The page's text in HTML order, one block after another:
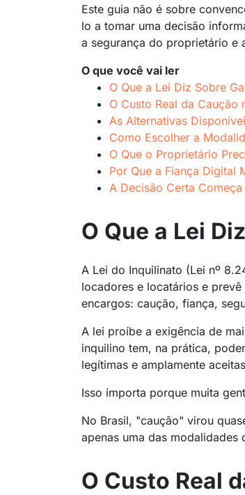
Este guia não é sobre
lo a tomar uma decisão
a segurança do proprietário e
O que você vai ler
O Que a Lei Diz Sobre
O Custo Real da
As Alternativas
Como Escolher a
O Que o Proprietário
Por Que a Fiança Digital
A Decisão Certa
O Que a Lei
A Lei do Inquilinato (Lei nº
locadores e locatários e
encargos: caução, fiança,
A lei proíbe a exigência de
inquilino tem, na prática,
legítimas e amplamente
Isso importa porque muita
No Brasil, "caução" virou
apenas uma das modalidades
O Custo Real